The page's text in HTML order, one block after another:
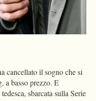
cancellato il sogno che si
a basso prezzo. E
sbarcata sulla Serie